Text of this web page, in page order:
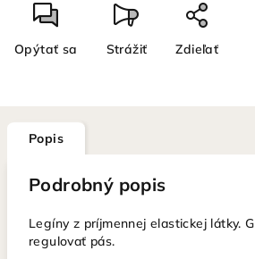
Opýtať sa Strážiť Zdieľať
Popis
Podrobný popis
Legíny z príjmennej elastickej látky.
regulovať pás.